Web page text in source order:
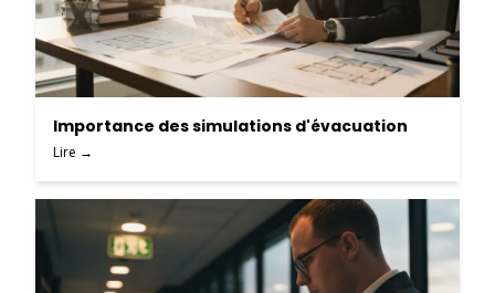
Importance des simulations d'évacuation
Lire →